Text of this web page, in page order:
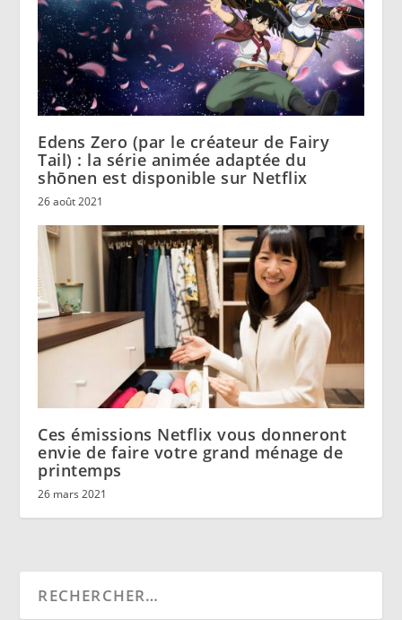
Edens Zero (par le créateur de Fairy
Tail) : la série animée adaptée du
shōnen est disponible sur Netflix
26 août 2021
Ces émissions Netflix vous donneront
envie de faire votre grand ménage de
printemps
26 mars 2021